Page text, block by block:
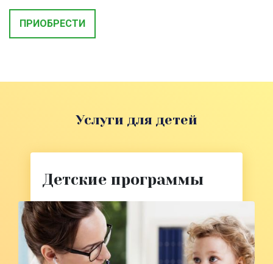
ПРИОБРЕСТИ
Услуги для детей
Детские программы